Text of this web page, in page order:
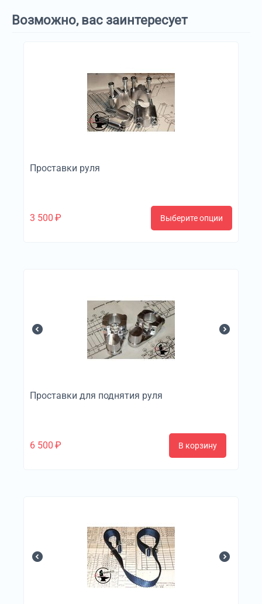
Возможно, вас заинтересует
Проставки руля
3 500 ₽ Выберите опции
Проставки для поднятия руля
6 500 ₽ В корзину